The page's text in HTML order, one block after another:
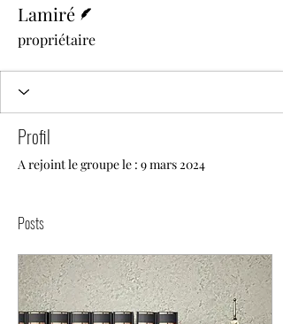
Lamiré
propriétaire
Profil
A rejoint le groupe le : 9 mars 2024
Posts